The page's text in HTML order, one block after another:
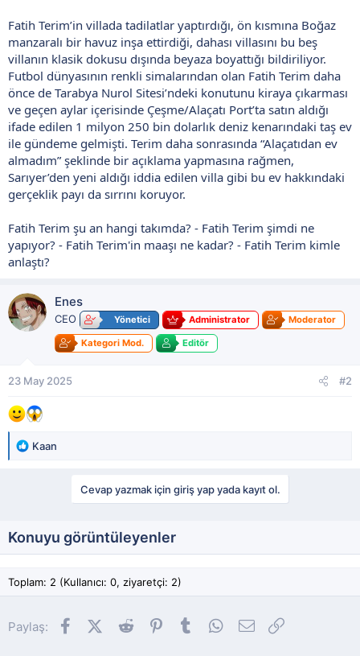
Fatih Terim’in villada tadilatlar yaptırdığı, ön kısmına Boğaz
manzaralı bir havuz inşa ettirdiği, dahası villasını bu beş
villanın klasik dokusu dışında beyaza boyattığı bildiriliyor.
Futbol dünyasının renkli simalarından olan Fatih Terim daha
önce de Tarabya Nurol Sitesi’ndeki konutunu kiraya çıkarması
ve geçen aylar içerisinde Çeşme/Alaçatı Port’ta satın aldığı
ifade edilen 1 milyon 250 bin dolarlık deniz kenarındaki taş ev
ile gündeme gelmişti. Terim daha sonrasında “Alaçatıdan ev
almadım” şeklinde bir açıklama yapmasına rağmen,
Sarıyer’den yeni aldığı iddia edilen villa gibi bu ev hakkındaki
gerçeklik payı da sırrını koruyor.
Fatih Terim şu an hangi takımda? - Fatih Terim şimdi ne
yapıyor? - Fatih Terim'in maaşı ne kadar? - Fatih Terim kimle
anlaştı?
Enes
CEO Yönetici Administrator Moderator
Kategori Mod. Editör
23 May 2025 #2
T
e
r
Kaan
Cevap yazmak için giriş yap yada kayıt ol.
Konuyu görüntüleyenler
Toplam: 2 (Kullanıcı: 0, ziyaretçi: 2)
Paylaş: FacebookX (Twitter)
Reddit Pinterest
Tumblr WhatsApp
E-posta